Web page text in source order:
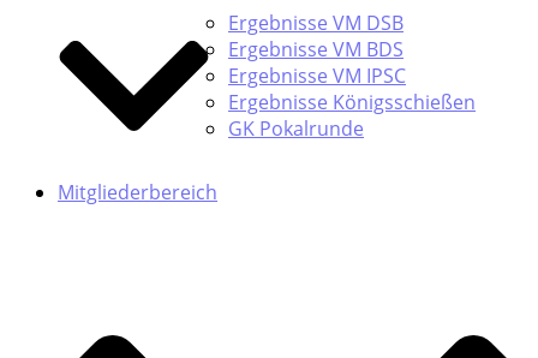
Ergebnisse VM DSB
Ergebnisse VM BDS
Ergebnisse VM IPSC
Ergebnisse Königsschießen
GK Pokalrunde
Mitgliederbereich